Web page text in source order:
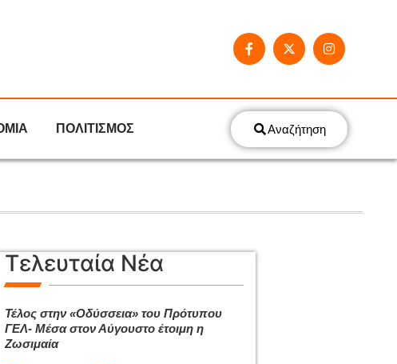
ΠΟΛΙΤΙΣΜΟΣ Αναζήτηση
Τελευταία Νέα
Τέλος στην «Οδύσσεια» του Πρότυπου
ΓΕΛ- Μέσα στον Αύγουστο έτοιμη η
Ζωσιμαία